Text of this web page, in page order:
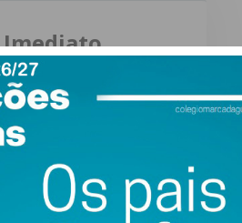
Imediato
regular a informação